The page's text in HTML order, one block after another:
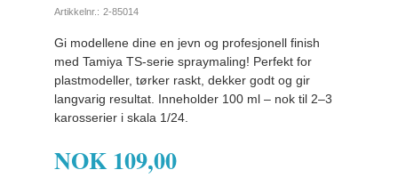
Artikkelnr.: 2-85014
Gi modellene dine en jevn og profesjonell finish
med Tamiya TS-serie spraymaling! Perfekt for
plastmodeller, tørker raskt, dekker godt og gir
langvarig resultat. Inneholder 100 ml – nok til 2–3
karosserier i skala 1/24.
NOK 109,00